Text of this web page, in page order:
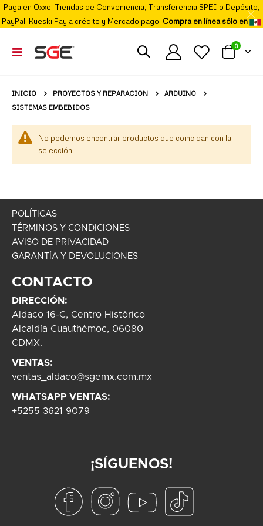
Paga en Oxxo, Tiendas de Conveniencia, Transferencia SPEI o Depósito,
PayPal, Kueski Pay a crédito y Mercado pago. Compra en línea sólo en
Cambiar
Nav
Mi carrito
0
INICIO PROYECTOS Y REPARACION
ARDUINO
SISTEMAS EMBEBIDOS
No podemos encontrar productos que coincidan con la
selección.
POLÍTICAS
TÉRMINOS Y CONDICIONES
AVISO DE PRIVACIDAD
GARANTÍA Y DEVOLUCIONES
CONTACTO
DIRECCIÓN:
Aldaco 16-C, Centro Histórico
Alcaldía Cuauthémoc, 06080
CDMX.
VENTAS:
ventas_aldaco@sgemx.com.mx
WHATSAPP VENTAS:
+5255 3621 9079
¡SÍGUENOS!